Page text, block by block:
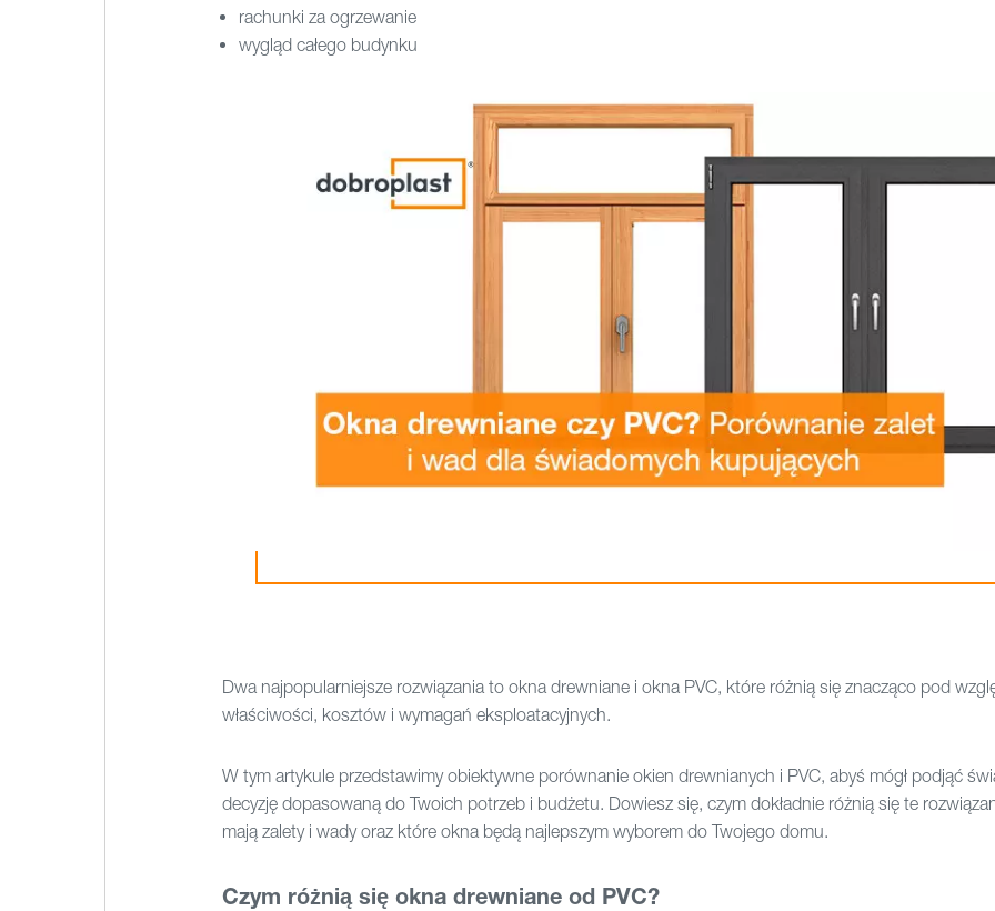
rachunki za ogrzewanie
wygląd całego budynku
Dwa najpopularniejsze rozwiązania to okna drewniane i okna PVC, które różnią się znacząco pod
właściwości, kosztów i wymagań eksploatacyjnych.
W tym artykule przedstawimy obiektywne porównanie okien drewnianych i PVC, abyś mógł podjąć
decyzję dopasowaną do Twoich potrzeb i budżetu. Dowiesz się, czym dokładnie różnią się te
mają zalety i wady oraz które okna będą najlepszym wyborem do Twojego domu.
Czym różnią się okna drewniane od PVC?